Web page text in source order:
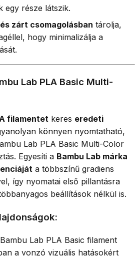
egy része látszik.
zárt csomagolásban tárolja,
hogy minimalizálja a
Lab PLA Basic Multi-
filamentet keres eredeti
könnyen nyomtatható,
Lab PLA Basic Multi-Color
Egyesíti a Bambu Lab márka
a többszínű gradiens
így nyomatai első pillantásra
beállítások nélkül is.
Lab PLA Basic filament
a vonzó vizuális hatásokért